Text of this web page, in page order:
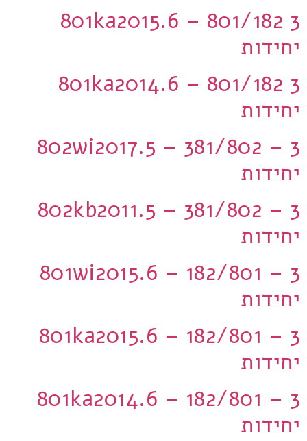
801ka2015.6 – 801/182 3
יחידות
801ka2014.6 – 801/182 3
יחידות
802wi2017.5 – 381/802 – 3
יחידות
802kb2011.5 – 381/802 – 3
יחידות
801wi2015.6 – 182/801 – 3
יחידות
801ka2015.6 – 182/801 – 3
יחידות
801ka2014.6 – 182/801 – 3
יחידות